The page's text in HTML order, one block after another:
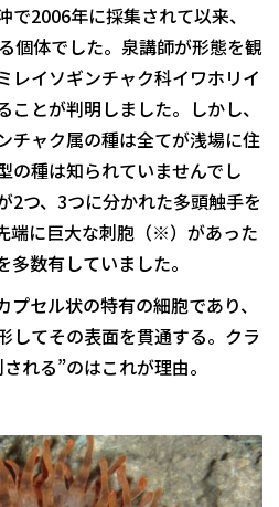
2006年に採集されて以来、
個体でした。泉講師が形態を観
レイソギンチャク科イワホリイ
ことが判明しました。しかし、
チャク属の種は全てが浅場に住
の種は知られていませんでし
2つ、3つに分かれた多頭触手を
端に巨大な刺胞（※）があった
数有していました。
セル状の特有の細胞であり、
してその表面を貫通する。クラ
れる”のはこれが理由。